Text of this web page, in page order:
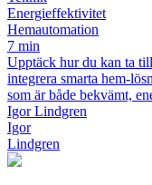
Energieffektivitet
Hemautomation
7 min
Upptäck hur du kan ta
integrera smarta hem-
som är både bekvämt,
Igor Lindgren
Igor
Lindgren